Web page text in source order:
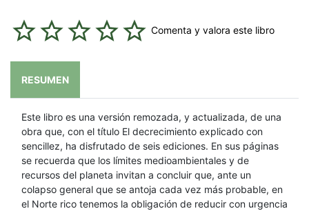
Comenta y valora este libro
RESUMEN
Este libro es una versión remozada, y actualizada, de una
obra que, con el título El decrecimiento explicado con
sencillez, ha disfrutado de seis ediciones. En sus páginas
se recuerda que los límites medioambientales y de
recursos del planeta invitan a concluir que, ante un
colapso general que se antoja cada vez más probable, en
el Norte rico tenemos la obligación de reducir con urgencia